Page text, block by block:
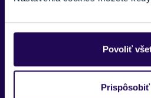
Povoliť
Prispôsobiť
SCHWALBE Super Moto-X